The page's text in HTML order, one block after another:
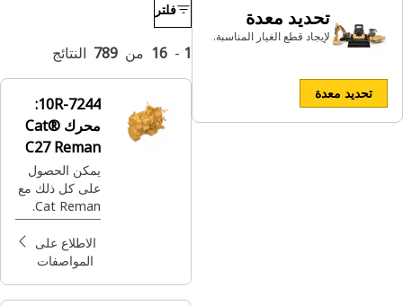
تحديد معدة
لإيجاد قطع الغيار المناسبة.
تحديد معدة
فلتر
1
-
16 من 789 النتائج
10R-7244:
محرك Cat®
C27 Reman
يمكن الحصول
على كل ذلك مع
Cat Reman.
أفضل القطع
المصممة من
Cat® مع ضمان
ووقتما تحتاج
الاطلاع على
المواصفات